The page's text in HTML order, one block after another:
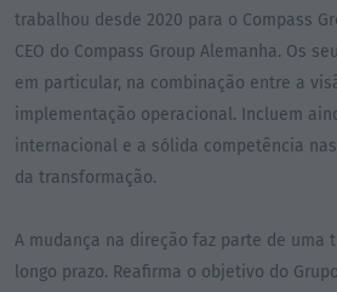
trabalhou desde 2020 para o Compass
CEO do Compass Group Alemanha. Os
em particular, na combinação entre a
implementação operacional. Incluem
internacional e a sólida competência
da transformação.
A mudança na direção faz parte de uma
longo prazo. Reafirma o objetivo do